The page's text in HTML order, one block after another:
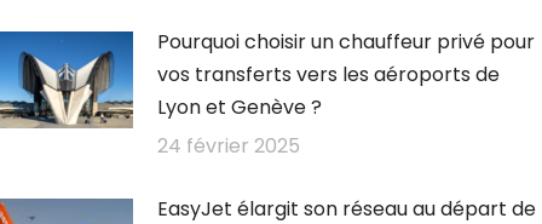
Pourquoi choisir un chauffeur privé pour
vos transferts vers les aéroports de
Lyon et Genève ?
24 février 2025
EasyJet élargit son réseau au départ de